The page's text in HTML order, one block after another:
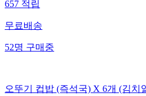
657적립
무료배송
52명구매중
오뚜기 컵밥 (즉석국) X 6개 (김치